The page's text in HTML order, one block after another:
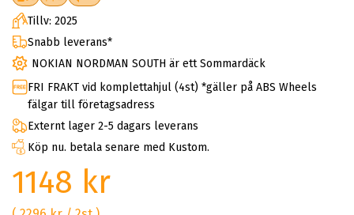
Tillv: 2025
Snabb leverans*
NOKIAN NORDMAN SOUTH är ett Sommardäck
FRI FRAKT vid komplettahjul (4st) *gäller på ABS Wheels
fälgar till företagsadress
Externt lager 2-5 dagars leverans
Köp nu. betala senare med Kustom.
1148 kr